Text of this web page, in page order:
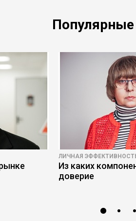
ЛИЧНАЯ
Из каких
доверие